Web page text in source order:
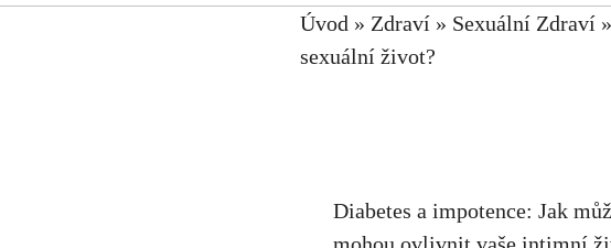
Úvod » Zdraví » Sexuální Zdraví »
sexuální život?
Diabetes a impotence: Jak
mohou ovlivnit vaše intimní